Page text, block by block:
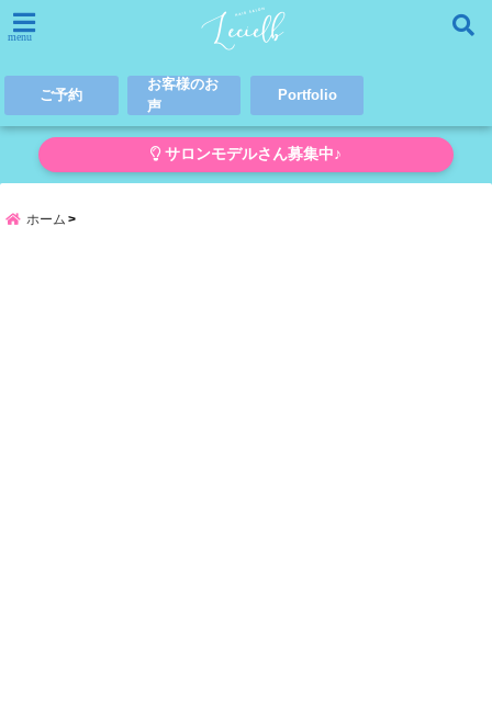
menu
ご予約
お客様のお
声
Portfolio
サロンモデルさん募集中♪
ホーム